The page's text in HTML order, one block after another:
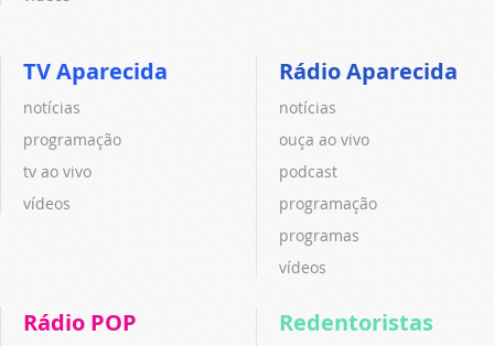
TV Aparecida
notícias
programação
tv ao vivo
vídeos
Rádio Aparecida
notícias
ouça ao vivo
podcast
programação
programas
vídeos
Rádio POP Redentoristas